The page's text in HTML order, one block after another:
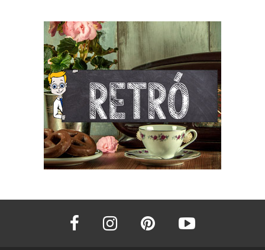
facebook instagram